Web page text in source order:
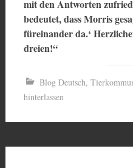
mit den Antworten
bedeutet, dass Morris
füreinander da.‘
dreien!“
Blog Deutsch,
hinterlassen